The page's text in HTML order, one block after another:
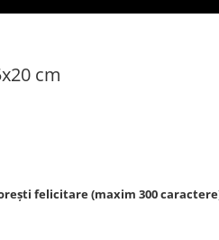
cm
felicitare (maxim 300